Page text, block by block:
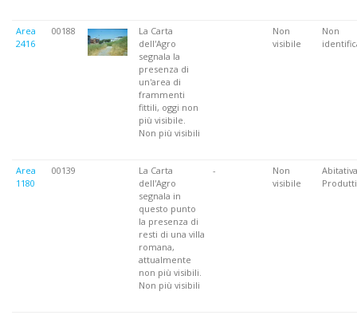
Area
2416
00188
La Carta
dell'Agro
segnala la
presenza di
un'area di
frammenti
fittili, oggi non
più visibile.
Non più visibili
Non
visibile
Non
Area
1180
00139
La Carta
dell'Agro
segnala in
questo punto
la presenza di
resti di una villa
romana,
attualmente
non più visibili.
Non più visibili
-
Non
visibile